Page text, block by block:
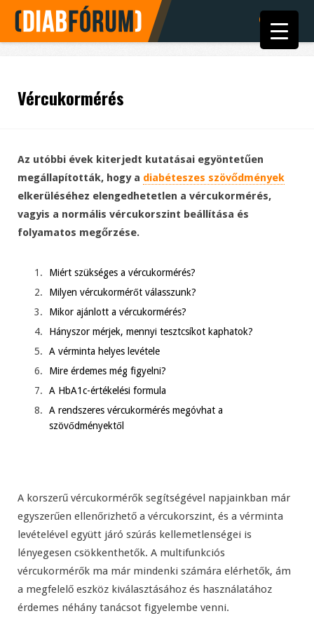
Vércukormérés
Az utóbbi évek kiterjedt kutatásai egyöntetűen
megállapították, hogy a diabéteszes szövődmények
elkerüléséhez elengedhetetlen a vércukormérés,
vagyis a normális vércukorszint beállítása és
folyamatos megőrzése.
Miért szükséges a vércukormérés?
Milyen vércukormérőt válasszunk?
Mikor ajánlott a vércukormérés?
Hányszor mérjek, mennyi tesztcsíkot kaphatok?
A vérminta helyes levétele
Mire érdemes még figyelni?
A HbA1c-értékelési formula
A rendszeres vércukormérés megóvhat a
szövődményektől
A korszerű vércukormérők segítségével napjainkban már
egyszerűen ellenőrizhető a vércukorszint, és a vérminta
levételével együtt járó szúrás kellemetlenségei is
lényegesen csökkenthetők. A multifunkciós
vércukormérők ma már mindenki számára elérhetők, ám
a megfelelő eszköz kiválasztásához és használatához
érdemes néhány tanácsot figyelembe venni.